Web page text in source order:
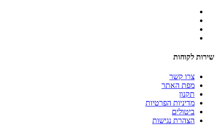
שירות לקוחות
צרו קשר
מפת האתר
תקנון
מדיניות הפרטיות
ביטולים
הצהרת נגישות